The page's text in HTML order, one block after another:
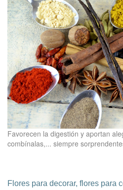
Favorecen la digestión y aportan
combínalas,... siempre
Flores para decorar, flores para